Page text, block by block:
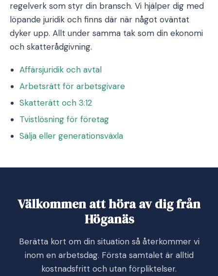
regelverk som styr din bransch. Vi hjälper dig med
löpande juridik och finns där när något oväntat
dyker upp. Allt under samma tak som din ekonomi
och skatterådgivning.
Affärsjuridik och avtal
Arbetsrätt för arbetsgivare
Skatterätt och 3:12
Tvistlösning för företag
Sälja eller generationsväxla
Välkommen att höra av dig från
Höganäs
Berätta kort om din situation så återkommer vi
inom en arbetsdag. Första samtalet är alltid
kostnadsfritt och utan förpliktelser.